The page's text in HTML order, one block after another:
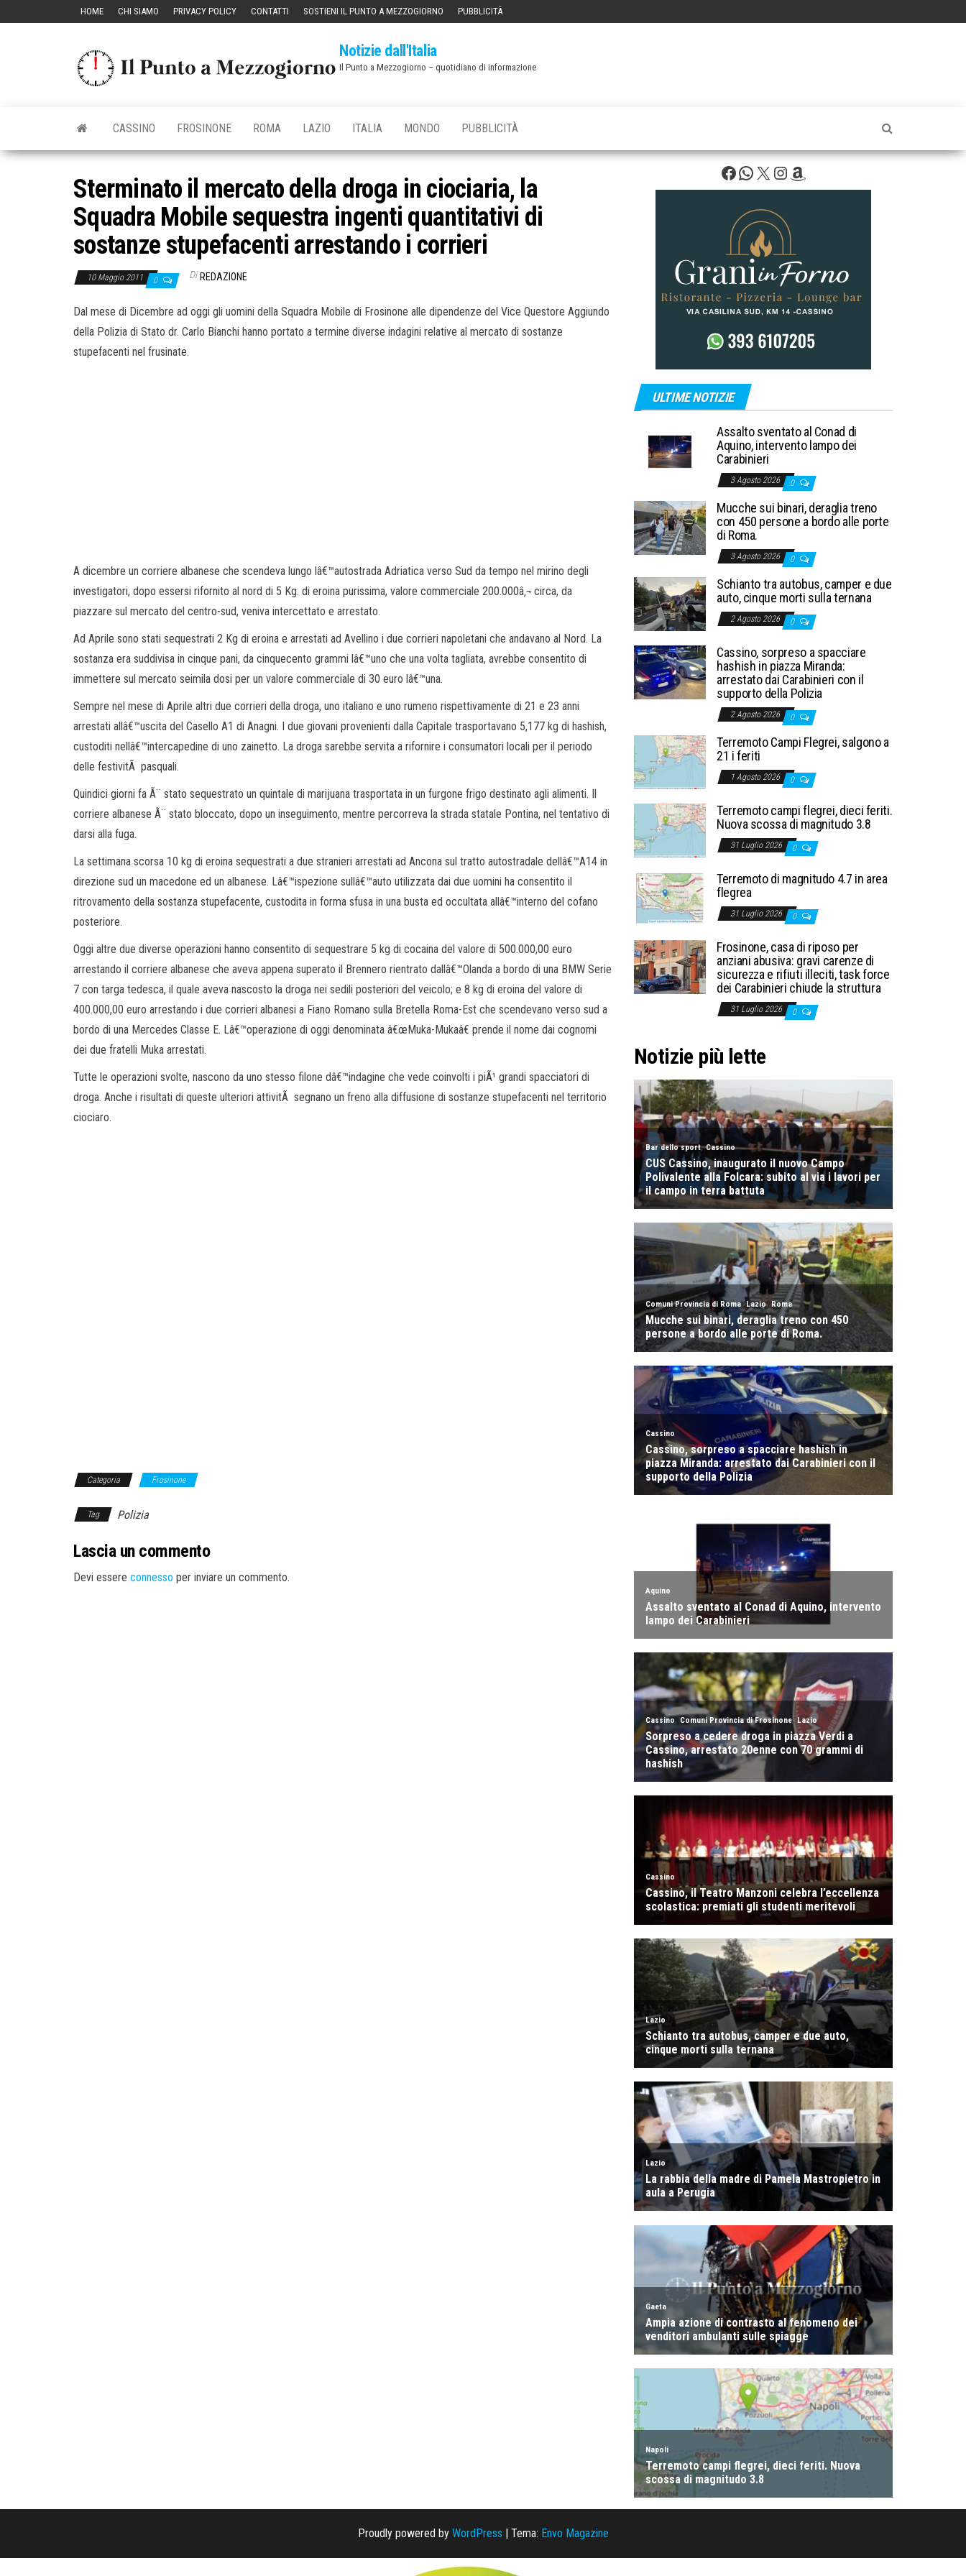
HOME CHI SIAMO PRIVACY POLICY CONTATTI SOSTIENI IL PUNTO A MEZZOGIORNO PUBBLICITÀ
Notizie dall'Italia
Il Punto a Mezzogiorno – quotidiano di informazione
CASSINO FROSINONE ROMA LAZIO ITALIA MONDO PUBBLICITÀ
Sterminato il mercato della droga in ciociaria, la
Squadra Mobile sequestra ingenti quantitativi di
sostanze stupefacenti arrestando i corrieri
10 Maggio 2011 0 Di REDAZIONE
Dal mese di Dicembre ad oggi gli uomini della Squadra Mobile di Frosinone alle dipendenze del Vice Questore Aggiundo
della Polizia di Stato dr. Carlo Bianchi hanno portato a termine diverse indagini relative al mercato di sostanze
stupefacenti nel frusinate.
A dicembre un corriere albanese che scendeva lungo lâ€™autostrada Adriatica verso Sud da tempo nel mirino degli
investigatori, dopo essersi rifornito al nord di 5 Kg. di eroina purissima, valore commerciale 200.000â‚¬ circa, da
piazzare sul mercato del centro-sud, veniva intercettato e arrestato.
Ad Aprile sono stati sequestrati 2 Kg di eroina e arrestati ad Avellino i due corrieri napoletani che andavano al Nord. La
sostanza era suddivisa in cinque pani, da cinquecento grammi lâ€™uno che una volta tagliata, avrebbe consentito di
immettere sul mercato seimila dosi per un valore commerciale di 30 euro lâ€™una.
Sempre nel mese di Aprile altri due corrieri della droga, uno italiano e uno rumeno rispettivamente di 21 e 23 anni
arrestati allâ€™uscita del Casello A1 di Anagni. I due giovani provenienti dalla Capitale trasportavano 5,177 kg di hashish,
custoditi nellâ€™intercapedine di uno zainetto. La droga sarebbe servita a rifornire i consumatori locali per il periodo
delle festivitÃ pasquali.
Quindici giorni fa Ã¨ stato sequestrato un quintale di marijuana trasportata in un furgone frigo destinato agli alimenti. Il
corriere albanese Ã¨ stato bloccato, dopo un inseguimento, mentre percorreva la strada statale Pontina, nel tentativo di
darsi alla fuga.
La settimana scorsa 10 kg di eroina sequestrati a due stranieri arrestati ad Ancona sul tratto autostradale dellâ€™A14 in
direzione sud un macedone ed un albanese. Lâ€™ispezione sullâ€™auto utilizzata dai due uomini ha consentito il
ritrovamento della sostanza stupefacente, custodita in forma sfusa in una busta ed occultata allâ€™interno del cofano
posteriore.
Oggi altre due diverse operazioni hanno consentito di sequestrare 5 kg di cocaina del valore di 500.000,00 euro
arrestando il corriere albanese che aveva appena superato il Brennero rientrato dallâ€™Olanda a bordo di una BMW Serie
7 con targa tedesca, il quale aveva nascosto la droga nei sedili posteriori del veicolo; e 8 kg di eroina del valore di
400.000,00 euro arrestando i due corrieri albanesi a Fiano Romano sulla Bretella Roma-Est che scendevano verso sud a
bordo di una Mercedes Classe E. Lâ€™operazione di oggi denominata â€œMuka-Mukaâ€ prende il nome dai cognomi
dei due fratelli Muka arrestati.
Tutte le operazioni svolte, nascono da uno stesso filone dâ€™indagine che vede coinvolti i piÃ¹ grandi spacciatori di
droga. Anche i risultati di queste ulteriori attivitÃ segnano un freno alla diffusione di sostanze stupefacenti nel territorio
ciociaro.
Categoria Frosinone
Tag Polizia
Lascia un commento
Devi essere connesso per inviare un commento.
Facebook
WhatsApp
X Instagram
Amazon
ULTIME NOTIZIE
Assalto sventato al Conad di
Aquino, intervento lampo dei
Carabinieri
3 Agosto 2026 0
Mucche sui binari, deraglia treno
con 450 persone a bordo alle porte
di Roma.
3 Agosto 2026 0
Schianto tra autobus, camper e due
auto, cinque morti sulla ternana
2 Agosto 2026 0
Cassino, sorpreso a spacciare
hashish in piazza Miranda:
arrestato dai Carabinieri con il
supporto della Polizia
2 Agosto 2026 0
Terremoto Campi Flegrei, salgono a
21 i feriti
1 Agosto 2026 0
Terremoto campi flegrei, dieci feriti.
Nuova scossa di magnitudo 3.8
31 Luglio 2026 0
Terremoto di magnitudo 4.7 in area
flegrea
31 Luglio 2026 0
Frosinone, casa di riposo per
anziani abusiva: gravi carenze di
sicurezza e rifiuti illeciti, task force
dei Carabinieri chiude la struttura
31 Luglio 2026 0
Notizie più lette
Proudly powered by WordPress | Tema: Envo Magazine